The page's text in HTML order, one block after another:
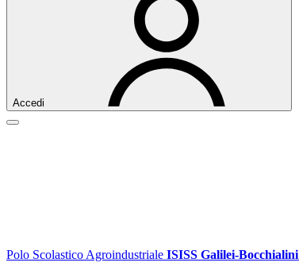
Accedi
Polo Scolastico Agroindustriale ISISS Galilei-Bocchialini